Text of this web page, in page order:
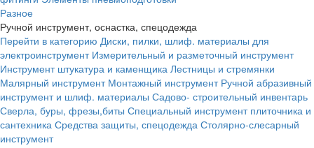
Разное
Ручной инструмент, оснастка, спецодежда
Перейти в категорию Диски, пилки, шлиф. материалы для
электроинструмент Измерительный и разметочный инструмент
Инструмент штукатура и каменщика Лестницы и стремянки
Малярный инструмент Монтажный инструмент Ручной абразивный
инструмент и шлиф. материалы Садово- строительный инвентарь
Сверла, буры, фрезы,биты Специальный инструмент плиточника и
сантехника Средства защиты, спецодежда Столярно-слесарный
инструмент